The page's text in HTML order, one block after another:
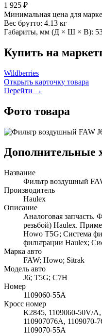
1 925 ₽
Минимальная цена для
Вес брутто: 4.13 кг
Габариты, мм (Д × Ш × В):
Купить на
Wildberries
Открыть карточку товара
Перейти →
Фото товара
Дополнительные
Название
Фильтр воздушный
Производитель
Haulex
Описание
Аналоговая запчасть.
резьбой) Haulex.
Howo T5G; Система
фильтрации Haulex;
Марка авто
FAW; Howo; Sitrak
Модель авто
J6; T5G; C7H
Номер
1109060-55A
Кросс номер
K2845, 1109060-50V/
110907076А, 1109070-
1109070-55A